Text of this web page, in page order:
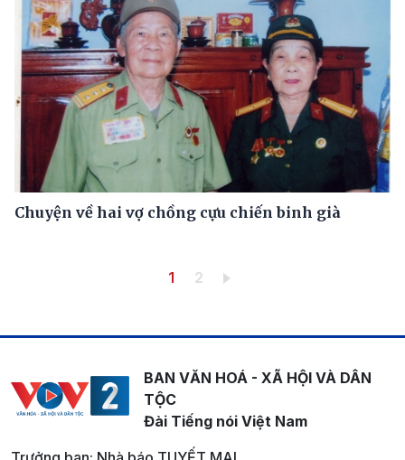
Chuyện về hai vợ chồng cựu chiến binh già
Trang hiện thời
1 Trang
2
BAN VĂN HOÁ - XÃ HỘI VÀ DÂN
TỘC
Đài Tiếng nói Việt Nam